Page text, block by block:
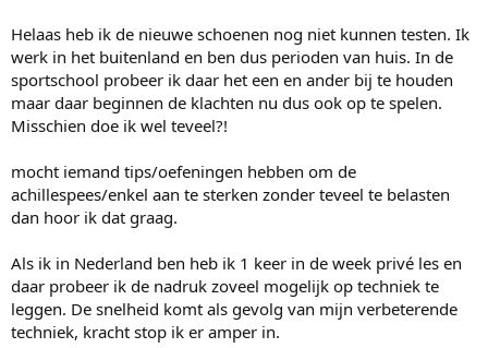
Helaas heb ik de nieuwe schoenen nog niet kunnen testen. Ik
werk in het buitenland en ben dus perioden van huis. In de
sportschool probeer ik daar het een en ander bij te houden
maar daar beginnen de klachten nu dus ook op te spelen.
Misschien doe ik wel teveel?!
mocht iemand tips/oefeningen hebben om de
achillespees/enkel aan te sterken zonder teveel te belasten
dan hoor ik dat graag.
Als ik in Nederland ben heb ik 1 keer in de week privé les en
daar probeer ik de nadruk zoveel mogelijk op techniek te
leggen. De snelheid komt als gevolg van mijn verbeterende
techniek, kracht stop ik er amper in.